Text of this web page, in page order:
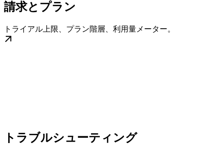
請求とプラン
トライアル上限、プラン階層、利用量メーター。
トラブルシューティング